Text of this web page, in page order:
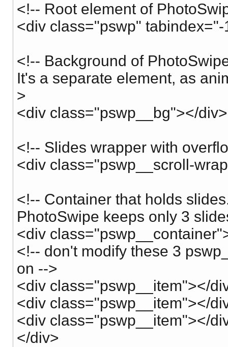
<!-- Root element of
<div class="pswp"
<!-- Background of
It's a separate element, as
>
<div class="pswp__bg"></div>
<!-- Slides wrapper with
<div class="pswp__scroll-
<!-- Container that holds
PhotoSwipe keeps only 3
<div
<!-- don't modify these 3
on -->
<div class="pswp__item"></
<div class="pswp__item"></
<div class="pswp__item"></
</div>